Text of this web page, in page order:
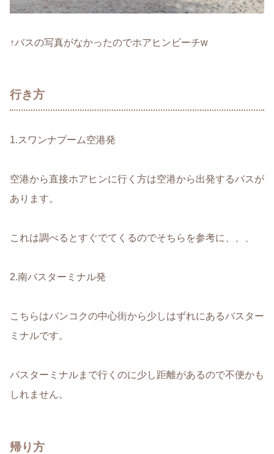
↑バスの写真がなかったのでホアヒンビーチw
行き方
1.スワンナプーム空港発
空港から直接ホアヒンに行く方は空港から出発するバスが
あります。
これは調べるとすぐでてくるのでそちらを参考に、、、
2.南バスターミナル発
こちらはバンコクの中心街から少しはずれにあるバスター
ミナルです。
バスターミナルまで行くのに少し距離があるので不便かも
しれません。
帰り方